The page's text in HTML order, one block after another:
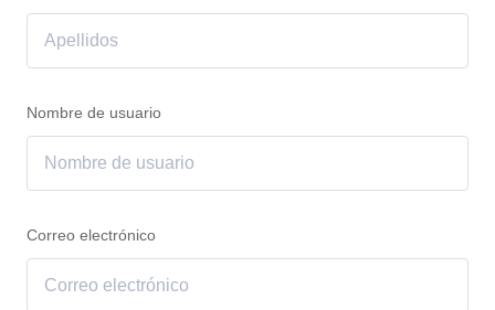
Nombre de usuario
Correo electrónico